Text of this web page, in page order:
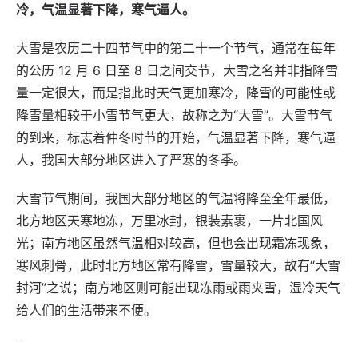
冷，气温显著下降，寒气逼人。
大雪是农历二十四节气中的第二十一个节气，通常在每年
的公历 12 月 6 日至 8 日之间交节，大雪之名并非指降雪
量一定很大，而是指此时天气更加寒冷，降雪的可能性或
降雪量相较于小雪节气更大，故称之为“大雪”。大雪节气
的到来，标志着仲冬时节的开始，气温显著下降，寒气逼
人，我国大部分地区进入了严寒的冬季。
大雪节气期间，我国大部分地区的气温将降至全年最低，
北方地区天寒地冻，万里冰封，银装素裹，一片北国风
光；南方地区虽然气温相对较高，但也会出现霜冻现象，
寒风刺骨，此时北方地区常有降雪，雪量较大，故有“大雪
封河”之说；南方地区则可能出现冻雨或雨夹雪，湿冷天气
给人们的生活带来不便。